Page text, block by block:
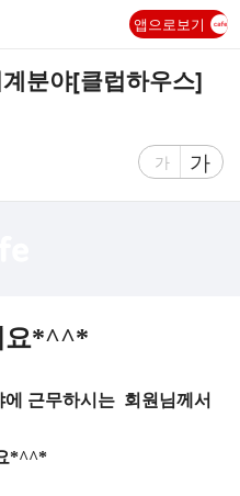
앱으로보기
야[클럽하우스]
글
가
글
자
가
요*^^*
근무하시는 회원님께서
*^^*